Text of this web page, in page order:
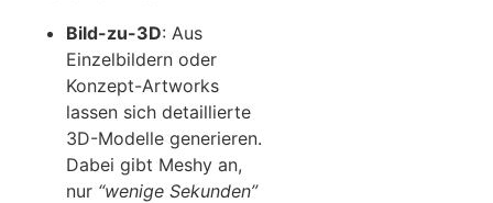
Bild-zu-3D: Aus
Einzelbildern oder
Konzept-Artworks
lassen sich detaillierte
3D-Modelle generieren.
Dabei gibt Meshy an,
nur “wenige Sekunden”